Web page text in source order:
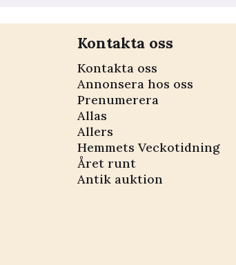
Kontakta oss
Kontakta oss
Annonsera hos oss
Prenumerera
Allas
Allers
Hemmets Veckotidning
Året runt
Antik auktion